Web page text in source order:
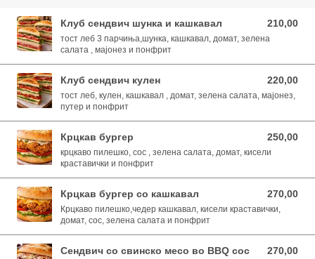
Клуб сендвич шунка и кашкавал 210,00
210,00 MKD
тост леб 3 парчиња,шунка, кашкавал, домат, зелена
салата , мајонез и понфрит
Клуб сендвич кулен 220,00
220,00 MKD
тост леб, кулен, кашкавал , домат, зелена салата, мајонез,
путер и понфрит
Крцкав бургер 250,00
250,00 MKD
крцкаво пилешко, сос , зелена салата, домат, кисели
краставички и понфрит
Крцкав бургер со кашкавал 270,00
270,00 MKD
Крцкаво пилешко,чедер кашкавал, кисели краставички,
домат, сос, зелена салата и понфрит
Сендвич со свинско месо во BBQ сос 270,00
270,00 MKD